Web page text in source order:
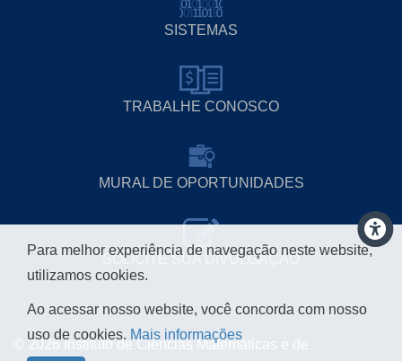
SISTEMAS
TRABALHE CONOSCO
MURAL DE OPORTUNIDADES
SOLICITE SUA DIVULGAÇÃO
© 2026 Instituto de Ciências Matemáticas e de
Para melhor experiência de navegação neste website,
utilizamos cookies.
Ao acessar nosso website, você concorda com nosso
uso de cookies. Mais informações